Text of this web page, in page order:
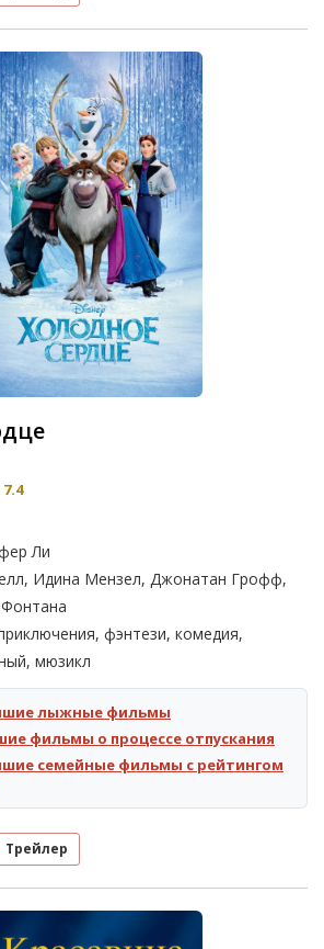
7.4
Ли
Идина Мензел, Джонатан Грофф,
фэнтези, комедия,
мюзикл
лыжные фильмы
фильмы о процессе отпускания
семейные фильмы с рейтингом
Трейлер